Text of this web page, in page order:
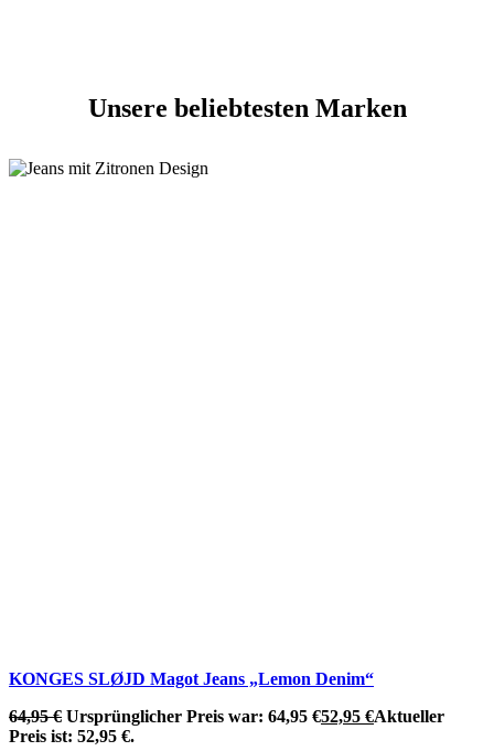
Unsere beliebtesten Marken
KONGES SLØJD Magot Jeans „Lemon Denim“
64,95€ Ursprünglicher Preis war: 64,95 €52,95 €Aktueller
Preis ist: 52,95 €.